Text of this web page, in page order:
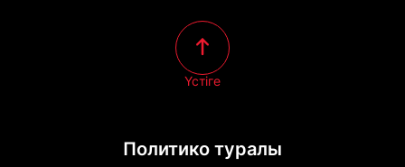
Политико туралы
Үстіге